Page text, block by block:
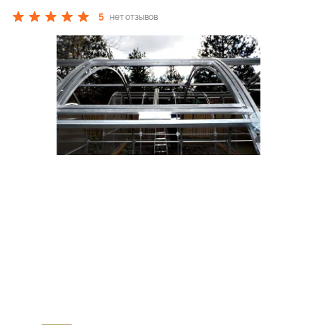
5 нет отзывов